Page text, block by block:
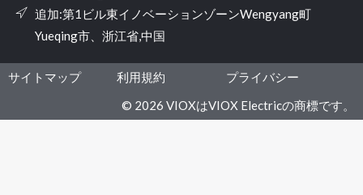
追加:第1ビル東イノベーションゾーンWengyang町
Yueqing市、浙江省,中国
サイトマップ 利用規約
プライバシー
© 2026 VIOXはVIOX Electricの商標です。